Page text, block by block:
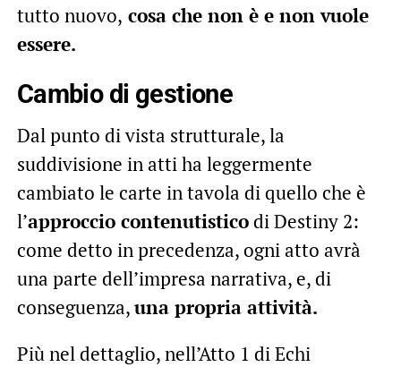
tutto nuovo, cosa che non è e non vuole
essere.
Cambio di gestione
Dal punto di vista strutturale, la
suddivisione in atti ha leggermente
cambiato le carte in tavola di quello che è
l’approccio contenutisticodi Destiny 2:
come detto in precedenza, ogni atto avrà
una parte dell’impresa narrativa, e, di
conseguenza,una propria attività.
Più nel dettaglio, nell’Atto 1 di Echi